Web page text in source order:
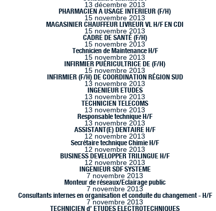
13 décembre 2013
PHARMACIEN A USAGE INTERIEUR (F/H)
15 novembre 2013
MAGASINIER CHAUFFEUR LIVREUR VL H/F EN CDI
15 novembre 2013
CADRE DE SANTÉ (F/H)
15 novembre 2013
Technicien de Maintenance H/F
15 novembre 2013
INFIRMIER PUÉRICULTRICE DE (F/H)
15 novembre 2013
INFIRMIER (F/H) DE COORDINATION RÉGION SUD
13 novembre 2013
INGENIEUR ETUDES
13 novembre 2013
TECHNICIEN TELECOMS
13 novembre 2013
Responsable technique H/F
13 novembre 2013
ASSISTANT(E) DENTAIRE H/F
12 novembre 2013
Secrétaire technique Chimie H/F
12 novembre 2013
BUSINESS DEVELOPPER TRILINGUE H/F
12 novembre 2013
INGENIEUR SDF SYSTEME
7 novembre 2013
Monteur de réseaux/Eclairage public
7 novembre 2013
Consultants internes en organisation et conduite du changement - H/F
7 novembre 2013
TECHNICIEN d’ ETUDES ELECTROTECHNIQUES